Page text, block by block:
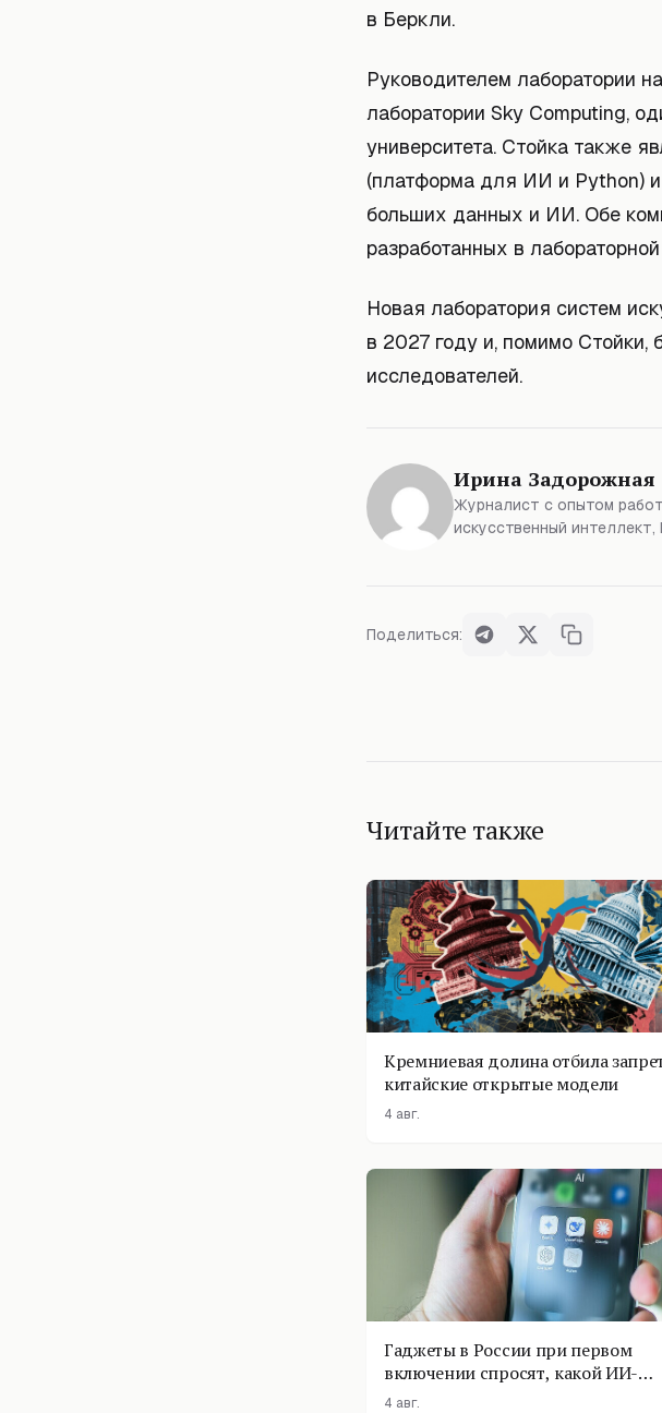
в Беркли.
Руководителем лаборатории
лаборатории Sky Computing,
университета. Стойка также
(платформа для ИИ и Python)
больших данных и ИИ. Обе
разработанных в
Новая лаборатория систем
в 2027 году и, помимо Стойки,
исследователей.
Ирина Задорожная
Журналист с опытом
искусственный
Поделиться:
Читайте также
Кремниевая долина отбила
китайские открытые модели
4 авг.
Гаджеты в России при первом
включении спросят, какой ИИ-
помощник поставить
4 авг.